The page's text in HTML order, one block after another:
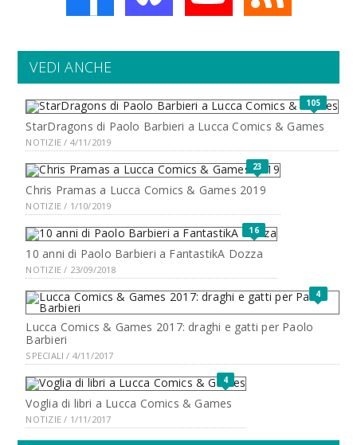
VEDI ANCHE
105
StarDragons di Paolo Barbieri a Lucca Comics & Games
NOTIZIE / 4/11/2019
23
Chris Pramas a Lucca Comics & Games 2019
NOTIZIE / 1/10/2019
16
10 anni di Paolo Barbieri a FantastikA Dozza
NOTIZIE / 23/09/2018
4
Lucca Comics & Games 2017: draghi e gatti per Paolo
Barbieri
SPECIALI / 4/11/2017
4
Voglia di libri a Lucca Comics & Games
NOTIZIE / 1/11/2017